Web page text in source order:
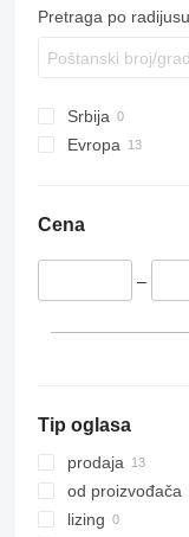
Pretraga po radijusu
Srbija
Evropa
Cena
–
Tip oglasa
prodaja
od proizvođača
lizing